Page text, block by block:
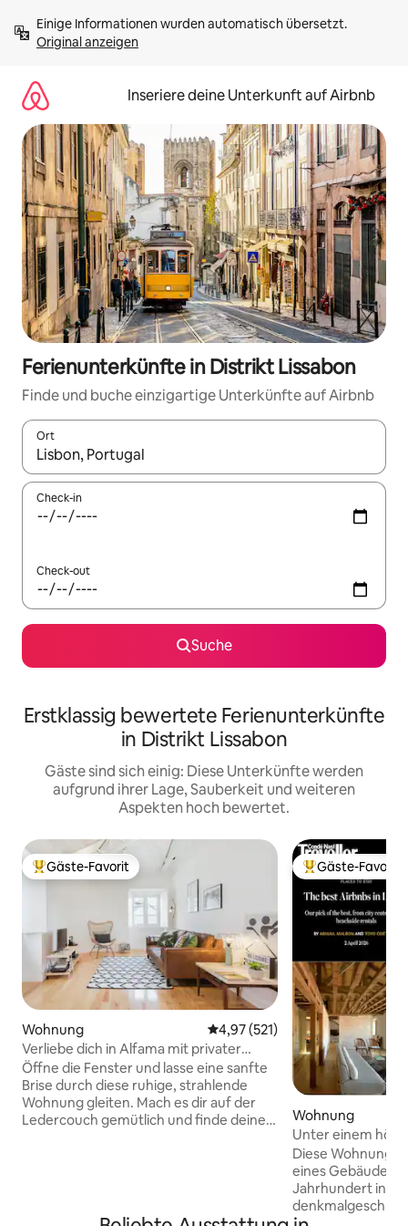
Inhalten
springenOriginal anzeigen
Inseriere deine Unterkunft auf Airbnb
Ferienunterkünfte in Distrikt Lissabon
Finde und buche einzigartige Unterkünfte auf Airbnb
Ort
Wenn Ergebnisse verfügbar sind, navigiere mit den
Check-in
Check-out
Suche
Erstklassig bewertete Ferienunterkünfte
in Distrikt Lissabon
Gäste sind sich einig: Diese Unterkünfte werden
aufgrund ihrer Lage, Sauberkeit und weiteren
Aspekten hoch bewertet.
Beliebter Gäste-Favorit.
Gäste-Favorit
Wohnung Durchschnittliche Bewertung:
4,97 (521)
Verliebe dich in Alfama mit privater
Terrasse
Öffne die Fenster und lasse eine sanfte
Brise durch diese ruhige, strahlende
Wohnung gleiten. Mach es dir auf der
Ledercouch gemütlich und finde deine
Beliebter Gäste-
Gäste-Favorit
Wohnung
Unter einem
Design-Wohnung
Diese Wohnung
eines Gebäudes
Jahrhundert in